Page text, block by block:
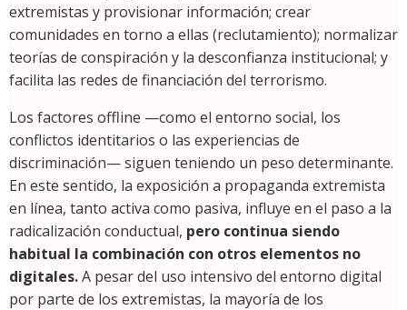
extremistas y provisionar información; crear
comunidades en torno a ellas (reclutamiento); normalizar
teorías de conspiración y la desconfianza institucional; y
facilita las redes de financiación del terrorismo.
Los factores offline —como el entorno social, los
conflictos identitarios o las experiencias de
discriminación— siguen teniendo un peso determinante.
En este sentido, la exposición a propaganda extremista
en línea, tanto activa como pasiva, influye en el paso a la
radicalización conductual, pero continua siendo
habitual la combinación con otros elementos no
digitales.A pesar del uso intensivo del entorno digital
por parte de los extremistas, la mayoría de los